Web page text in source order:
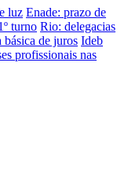
luz Enade: prazo de
turno Rio: delegacias
de juros Ideb
profissionais nas